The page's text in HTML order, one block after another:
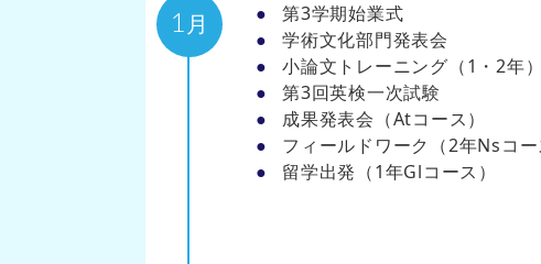
1 月
第3学期始業式
学術文化部門発表会
小論文トレーニング（1・2年）
第3回英検一次試験
成果発表会（Atコース）
フィールドワーク（2年Nsコー
留学出発（1年Glコース）